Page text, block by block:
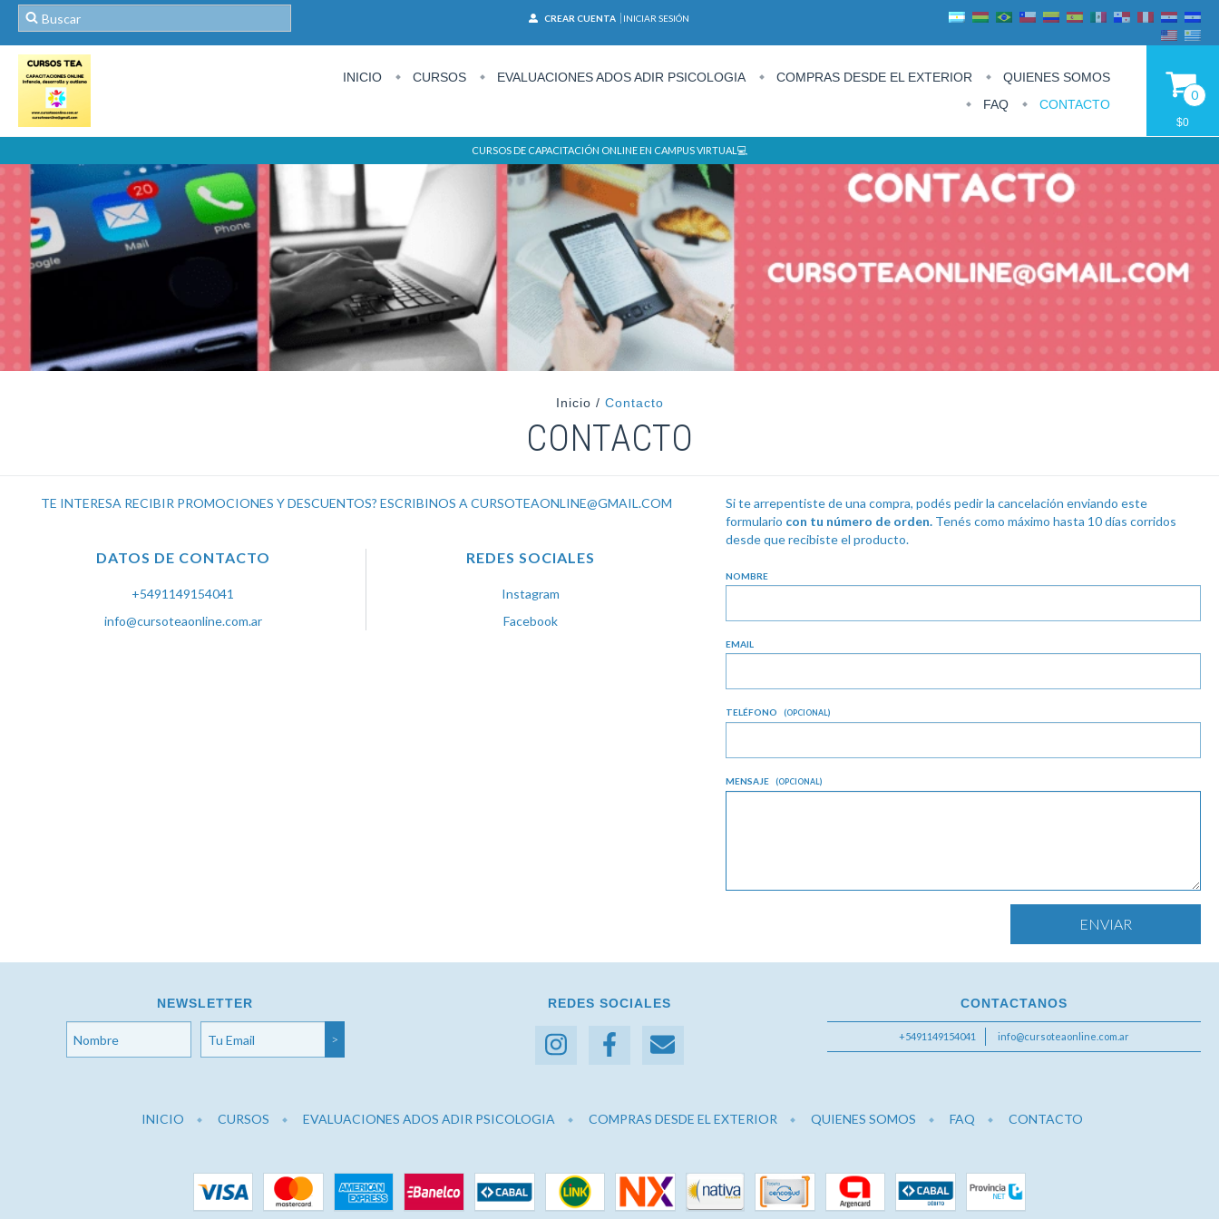
CREAR CUENTA INICIAR SESIÓN
INICIO CURSOS EVALUACIONES ADOS ADIR PSICOLOGIA COMPRAS DESDE EL EXTERIOR
QUIENES SOMOS
FAQ
CONTACTO
0
$0
CURSOS DE CAPACITACIÓN ONLINE EN CAMPUS VIRTUAL💻
Inicio / Contacto
CONTACTO
TE INTERESA RECIBIR PROMOCIONES Y DESCUENTOS? ESCRIBINOS ACURSOTEAONLINE@GMAIL.COM
DATOS DE CONTACTO
+5491149154041
info@cursoteaonline.com.ar
REDES SOCIALES
Instagram
Facebook
Si te arrepentiste de una compra, podés pedir la cancelación enviando este
formulario con tu número de orden. Tenés como máximo hasta 10 días corridos
desde que recibiste el producto.
NOMBRE
EMAIL
TELÉFONO (OPCIONAL)
MENSAJE (OPCIONAL)
NEWSLETTER REDES SOCIALES CONTACTANOS
+5491149154041 info@cursoteaonline.com.ar
INICIO CURSOS EVALUACIONES ADOS ADIR PSICOLOGIA COMPRAS DESDE EL EXTERIOR QUIENES SOMOS FAQ CONTACTO